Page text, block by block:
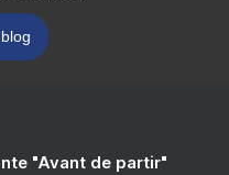
"Avant de partir"